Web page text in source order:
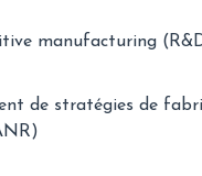
manufacturing
de stratégies de